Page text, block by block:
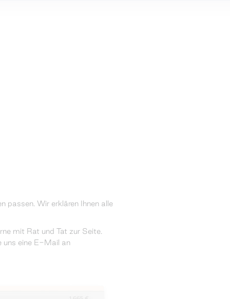
passen. Wir erklären Ihnen alle
mit Rat und Tat zur Seite.
eine E-Mail an